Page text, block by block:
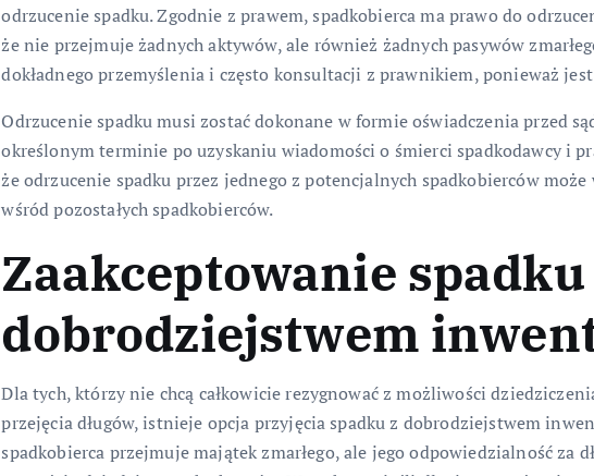
odrzucenie spadku. Zgodnie z prawem, spadkobierca ma prawo do
że nie przejmuje żadnych aktywów, ale również żadnych pasywów
dokładnego przemyślenia i często konsultacji z prawnikiem, ponieważ
Odrzucenie spadku musi zostać dokonane w formie oświadczenia przed
określonym terminie po uzyskaniu wiadomości o śmierci spadkodawcy i
że odrzucenie spadku przez jednego z potencjalnych spadkobierców może
wśród pozostałych spadkobierców.
Zaakceptowanie spadku
dobrodziejstwem
Dla tych, którzy nie chcą całkowicie rezygnować z możliwości
przejęcia długów, istnieje opcja przyjęcia spadku z dobrodziejstwem
spadkobierca przejmuje majątek zmarłego, ale jego odpowiedzialność za